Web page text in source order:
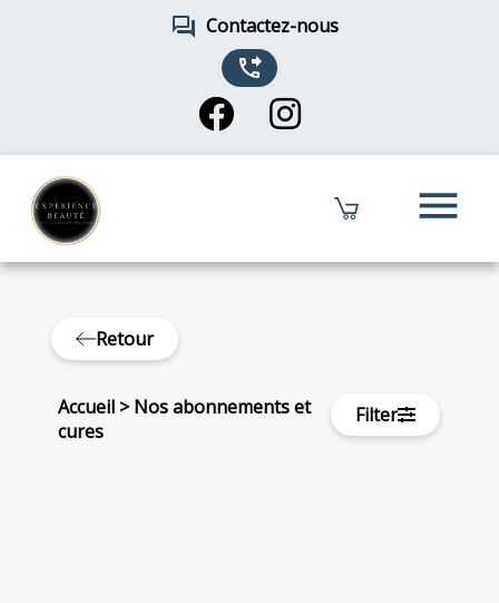
forum Contactez-nous
phone_forwarded
menu
Retour
Accueil >Nos abonnements et
cures
Filter